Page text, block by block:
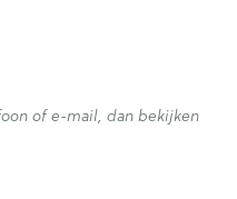
of e-mail, dan bekijken